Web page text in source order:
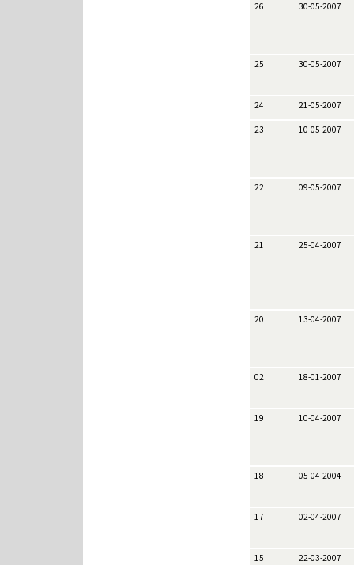
26 30-05-2007
25 30-05-2007
24 21-05-2007
23 10-05-2007
22 09-05-2007
21 25-04-2007
20 13-04-2007
02 18-01-2007
19 10-04-2007
18 05-04-2004
17 02-04-2007
15 22-03-2007